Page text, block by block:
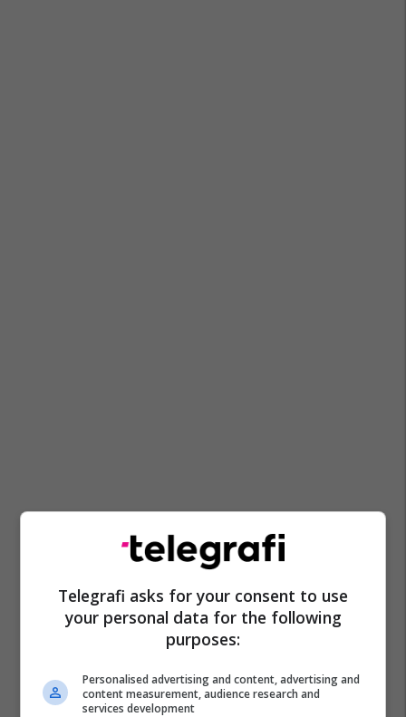
Telegrafi asks for your consent to use
your personal data for the following
purposes:
Personalised advertising and content, advertising and
content measurement, audience research and
services development